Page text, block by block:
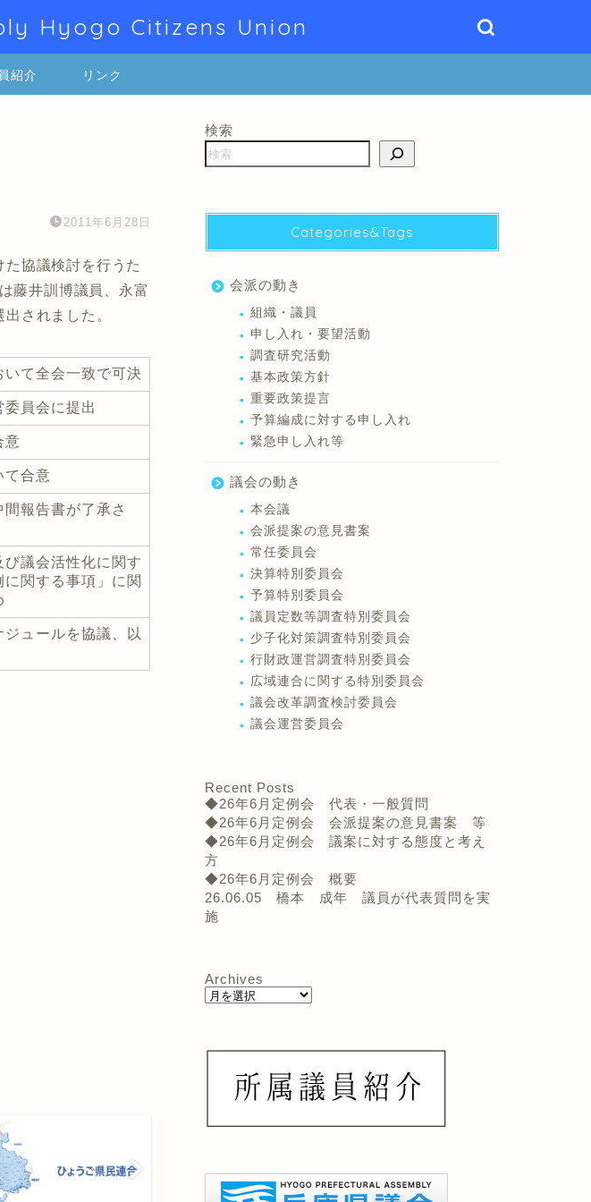
Hyogo Citizens Union
紹介 リンク
2011年6月28日
協議検討を行うた
藤井訓博議員、永富
されました。
て全会一致で可決
員会に提出
意
て合意
報告書が了承さ
び議会活性化に関す
関する事項」に関
ュールを協議、以
検索
Categories&Tags
会派の動き
組織・議員
申し入れ・要望活動
調査研究活動
基本政策方針
重要政策提言
予算編成に対する申し入れ
緊急申し入れ等
議会の動き
本会議
会派提案の意見書案
常任委員会
決算特別委員会
予算特別委員会
議員定数等調査特別委員会
少子化対策調査特別委員会
行財政運営調査特別委員会
広域連合に関する特別委員会
議会改革調査検討委員会
議会運営委員会
Recent Posts
◆26年6月定例会 代表・一般質問
◆26年6月定例会 会派提案の意見書案 等
◆26年6月定例会 議案に対する態度と考え
方
◆26年6月定例会 概要
26.06.05 橋本 成年 議員が代表質問を実
施
Archives